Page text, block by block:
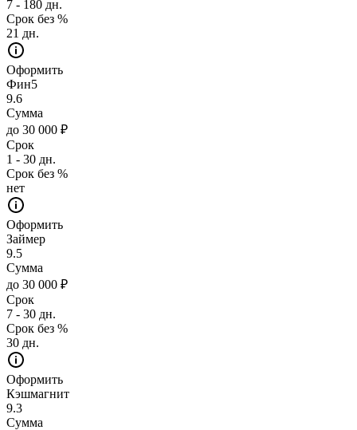
7 - 180 дн.
Срок без %
21 дн.
Оформить
Фин5
9.6
Сумма
до 30 000 ₽
Срок
1 - 30 дн.
Срок без %
нет
Оформить
Займер
9.5
Сумма
до 30 000 ₽
Срок
7 - 30 дн.
Срок без %
30 дн.
Оформить
Кэшмагнит
9.3
Сумма